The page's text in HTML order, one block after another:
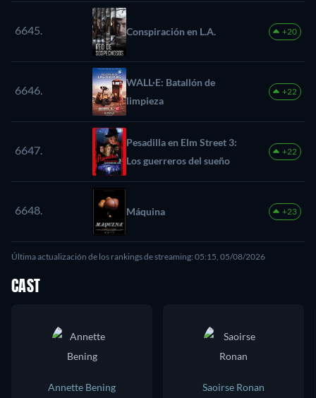
6645. Conspiración en L.A. +20
6646.
WALL·E: Batallón de
limpieza
+22
6647.
Pesadilla en Elm Street 3:
Los guerreros del sueño
+22
6648. Máquina +23
Última actualización de los rankings de streaming: 05:15, 05/08/2026
CAST
Annette Bening
Saoirse Ronan